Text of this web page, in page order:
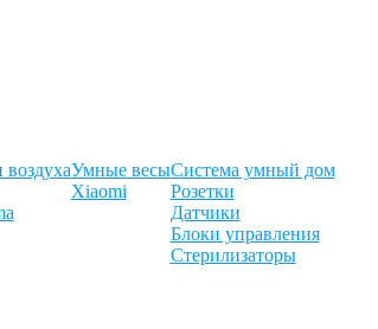
Умные весы
Xiaomi
Система умный дом
Розетки
Датчики
Блоки управления
Стерилизаторы